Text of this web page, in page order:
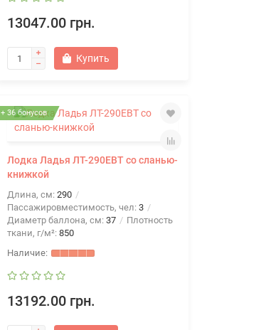
13047.00 грн.
Купить
+ 36 бонусов
Лодка Ладья ЛТ-290ЕВТ со сланью-
книжкой
Длина, см: 290
Пассажировместимость, чел: 3
Диаметр баллона, см: 37
Плотность
ткани, г/м²: 850
13192.00 грн.